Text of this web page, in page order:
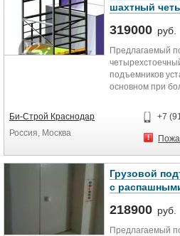
шахтный
319000 руб.
Предлагаемый
подъемников
основном при
местах с...
Би-Строй Краснодар
Россия, Москва
+7
Грузовой
с
218900 руб.
Предлагаемый